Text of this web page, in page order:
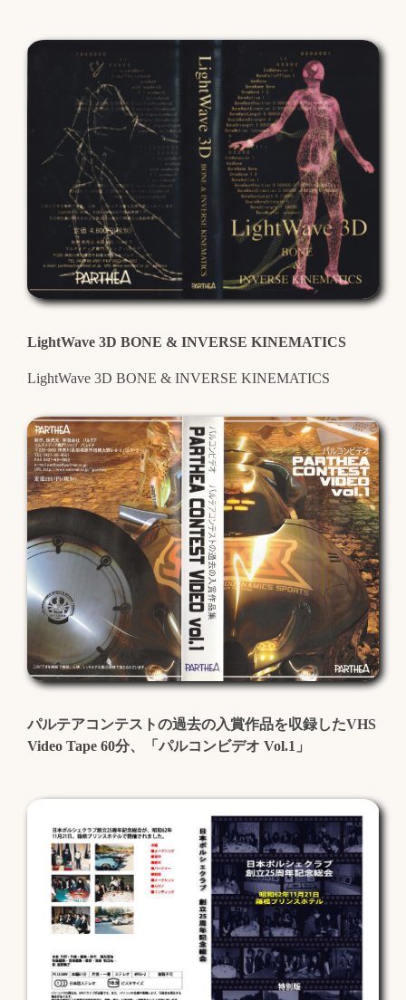
LightWave 3D BONE & INVERSE KINEMATICS
LightWave 3D BONE & INVERSE KINEMATICS
パルテアコンテストの過去の入賞作品を収録したVHS
Video Tape 60分、「パルコンビデオ Vol.1」